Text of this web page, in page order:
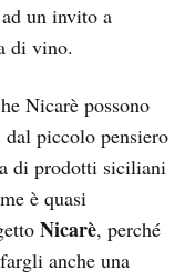
un invito a
di vino.
Nicarè possono
dal piccolo pensiero
di prodotti siciliani
è quasi
Nicarè, perché
anche una